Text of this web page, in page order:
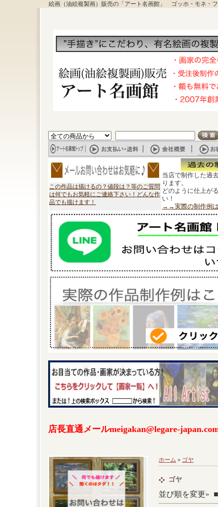
絵画（油絵複製画）販売の「アート名画館」 ゴッホ・モネ・
この作品は描けるの？値段は？等のご質問
は何でもお気軽にご連絡下さい！どんな作
品でも描けます！
当店で制作した過
ります。
どのように仕上が
い！
→→実際の制作例
店長直通メールmeigakan@legare-
ホーム » ゴヤ
ゴヤ
並び順を変更» ■